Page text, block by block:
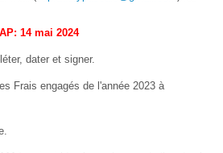
14 mai 2024
dater et signer.
Frais engagés de l'année 2023 à